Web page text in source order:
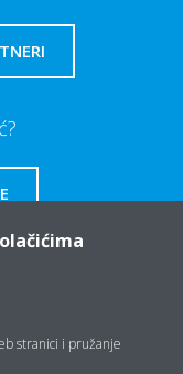
stranici i pružanje